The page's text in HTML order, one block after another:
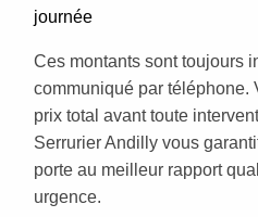
journée
Ces montants sont toujours
communiqué par téléphone.
prix total avant toute
Serrurier Andilly vous
porte au meilleur rapport
urgence.